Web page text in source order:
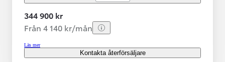
344 900 kr
Från 4 140 kr/mån
Läs mer
Kontakta återförsäljare